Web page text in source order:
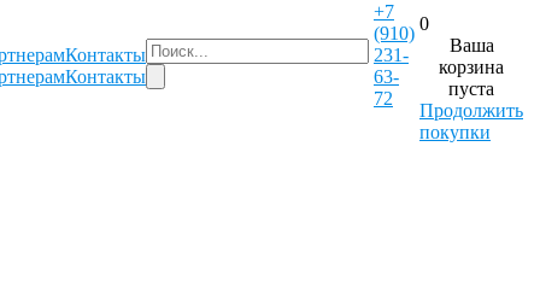
Контакты
Контакты
+7
(910)
231-
63-
72
0
Ваша
корзина
пуста
Продолжить
покупки